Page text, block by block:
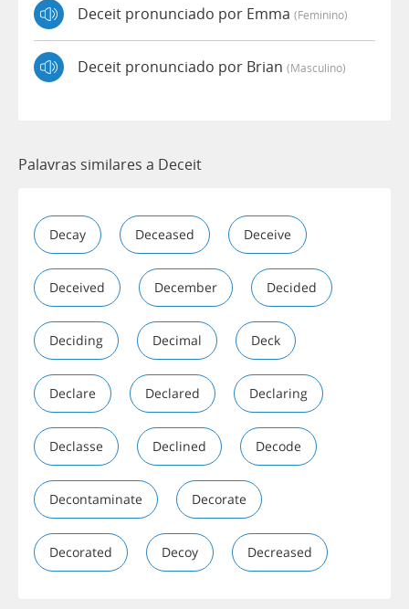
Deceit pronunciado por Emma (feminino)
Deceit pronunciado por Brian (masculino)
Palavras similares a Deceit
Decay Deceased Deceive
Deceived December Decided
Deciding Decimal Deck
Declare Declared Declaring
Declasse Declined Decode
Decontaminate Decorate
Decorated Decoy Decreased